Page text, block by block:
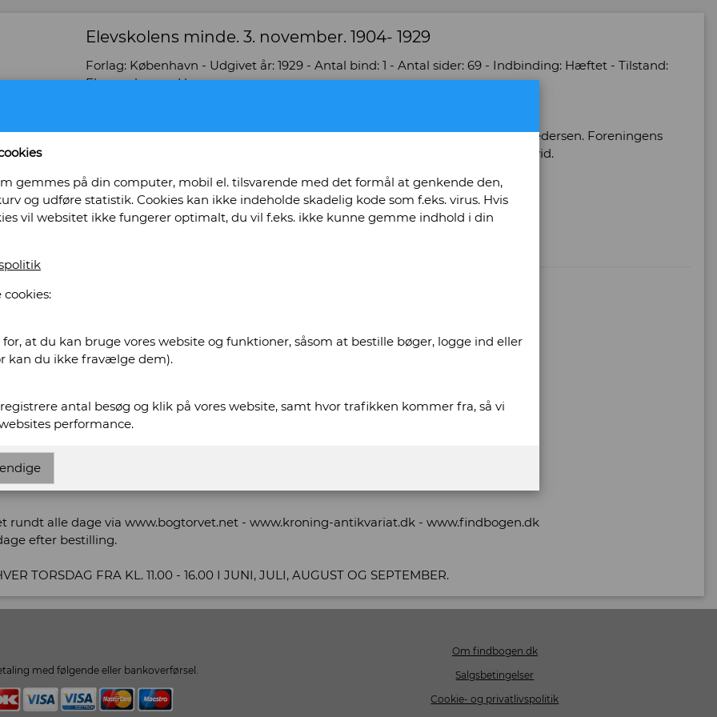
Elevskolens minde. 3. november. 1904- 1929
Forlag: København - Udgivet år: 1929 - Antal bind: 1 - Antal sider: 69 - Indbinding: Hæftet - Tilstand:
Eksemplar med brugsspor. -
Ved Foreningens Foranstaltning udarbejdet af Bygningsassistent L. Oster Pedersen. Foreningens
Sekretær. Trykt i Frederiksberg bogtrykkeri, Falkonerallè 11. Illustreret sort/hvid.
Pris: Kr. 70,00
Læg i kurv
International Antikvarboghandel
antikvariat.dk
International Antikvarboghandel
rundt alle dage via www.bogtorvet.net - www.kroning-antikvariat.dk - www.findbogen.dk
efter bestilling.
TORSDAG FRA KL. 11.00 - 16.00 I JUNI, JULI, AUGUST OG SEPTEMBER.
med følgende eller bankoverførsel.
Om findbogen.dk
Salgsbetingelser
Cookie- og privatlivspolitik
gemmes på din computer, mobil el. tilsvarende med det formål at genkende den,
og udføre statistik. Cookies kan ikke indeholde skadelig kode som f.eks. virus. Hvis
vil websitet ikke fungerer optimalt, du vil f.eks. ikke kunne gemme indhold i din
for, at du kan bruge vores website og funktioner, såsom at bestille bøger, logge ind eller
kan du ikke fravælge dem).
antal besøg og klik på vores website, samt hvor trafikken kommer fra, så vi
performance.